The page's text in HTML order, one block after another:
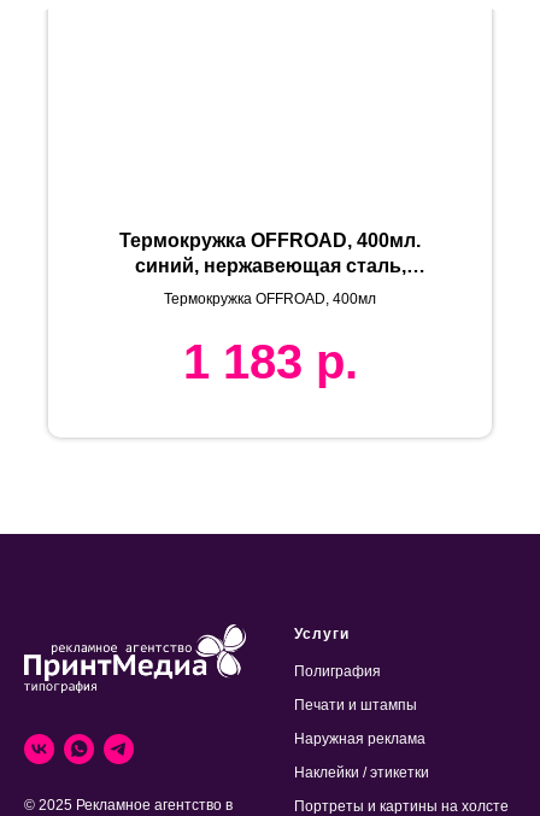
Термокружка OFFROAD, 400мл.
синий, нержавеющая сталь,
пластик
Термокружка OFFROAD, 400мл
1 183 р.
© 2025 Рекламное агентство в
Услуги
Полиграфия
Печати и штампы
Наружная реклама
Наклейки / этикетки
Портреты и картины на холсте